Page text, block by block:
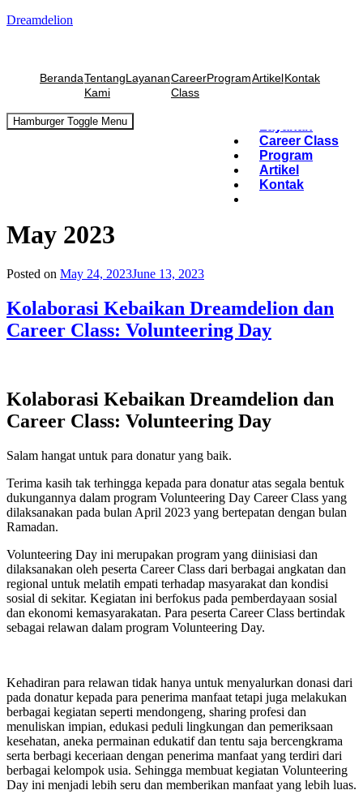
Dreamdelion
Kami
BerandaTentang
Kami
LayananCareer
Class
ProgramArtikelKontak
Hamburger Toggle Menu
Career Class
Program
Artikel
Kontak
May 2023
Posted on May 24, 2023June 13, 2023
Kolaborasi Kebaikan Dreamdelion dan
Career Class: Volunteering Day
Kolaborasi Kebaikan Dreamdelion dan
Career Class: Volunteering Day
Salam hangat untuk para donatur yang baik.
Terima kasih tak terhingga kepada para donatur atas segala bentuk
dukungannya dalam program Volunteering Day Career Class yang
dilaksanakan pada bulan April 2023 yang bertepatan dengan bulan
Ramadan.
Volunteering Day ini merupakan program yang diinisiasi dan
dilaksanakan oleh peserta Career Class dari berbagai angkatan dan
regional untuk melatih empati terhadap masyarakat dan kondisi
sosial di sekitar. Kegiatan ini berfokus pada pemberdayaan sosial
dan ekonomi kemasyarakatan. Para peserta Career Class bertindak
sebagai relawan dalam program Volunteering Day.
Kehadiran para relawan tidak hanya untuk menyalurkan donasi dari
pada donatur kepada para penerima manfaat tetapi juga melakukan
berbagai kegiatan seperti mendongeng, sharing profesi dan
menuliskan impian, edukasi peduli lingkungan dan pemeriksaan
kesehatan, aneka permainan edukatif dan tentu saja bercengkrama
serta berbagi keceriaan dengan penerima manfaat yang terdiri dari
berbagai kelompok usia. Sehingga membuat kegiatan Volunteering
Day ini menjadi lebih seru dan memberikan manfaat yang lebih luas.